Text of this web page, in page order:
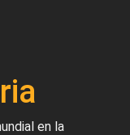
en la